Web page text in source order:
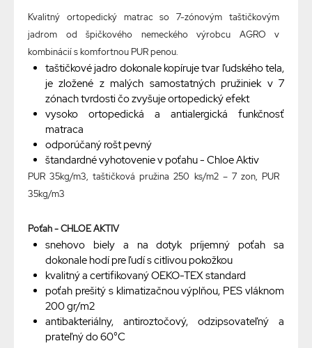
Kvalitný ortopedický matrac so 7-zónovým taštičkovým
jadrom od špičkového nemeckého výrobcu AGRO v
kombinácií s komfortnou PUR penou.
taštičkové jadro dokonale kopíruje tvar ľudského tela,
je zložené z malých samostatných pružiniek v 7
zónach tvrdosti čo zvyšuje ortopedický efekt
vysoko ortopedická a antialergická funkčnosť
matraca
odporúčaný rošt pevný
štandardné vyhotovenie v poťahu - Chloe Aktiv
PUR 35kg/m3, taštičková pružina 250 ks/m2 – 7 zon, PUR
35kg/m3
Poťah - CHLOE AKTIV
snehovo biely a na dotyk príjemný poťah sa
dokonale hodí pre ľudí s citlivou pokožkou
kvalitný a certifikovaný OEKO-TEX standard
poťah prešitý s klimatizačnou výplňou, PES vláknom
200 gr/m2
antibakteriálny, antiroztočový, odzipsovateľný a
prateľný do 60°C